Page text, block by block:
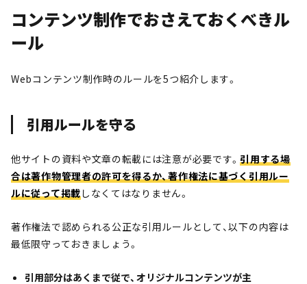
コンテンツ制作でおさえておくべきル
ール
Webコンテンツ制作時のルールを5つ紹介します。
引用ルールを守る
他サイトの資料や文章の転載には注意が必要です。引用する場
合は著作物管理者の許可を得るか、著作権法に基づく引用ルー
ルに従って掲載しなくてはなりません。
著作権法で認められる公正な引用ルールとして、以下の内容は
最低限守っておきましょう。
引用部分はあくまで従で、オリジナルコンテンツが主